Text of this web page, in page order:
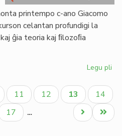
printempo c-ano Giacomo
celantan profundigi la
ĝia teoria kaj ﬁlozoﬁa
Legu pli
pri
la
Paĝo
11 Paĝo
12
Aktuala
paĝo
13 Paĝo
14
Paĝo
17 …
Last
page
Next
page